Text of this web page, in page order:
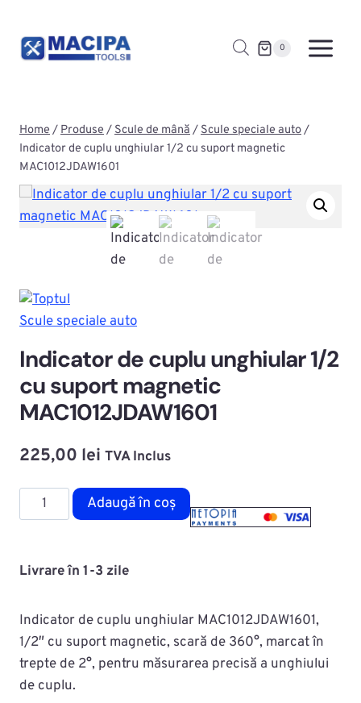
content
0
Home/Produse/Scule de mână/Scule speciale auto/
Indicator de cuplu unghiular 1/2 cu suport magnetic
MAC1012JDAW1601
Scule speciale auto
Indicator de cuplu unghiular 1/2
cu suport magnetic
MAC1012JDAW1601
225,00 lei TVA Inclus
Cantitate
Indicator
cuplu
cu
suport
magnetic
MAC1012JDAW1601
Adaugă în coș
Livrare în 1-3 zile
Indicator de cuplu unghiular MAC1012JDAW1601,
1/2″ cu suport magnetic, scară de 360°, marcat în
trepte de 2°, pentru măsurarea precisă a unghiului
de cuplu.